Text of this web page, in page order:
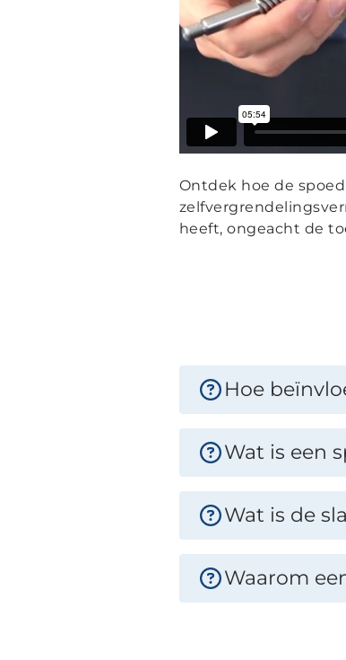
Ontdek hoe de
heeft, ongeacht de
Hoe
Wat is een
Wat is de
Waarom